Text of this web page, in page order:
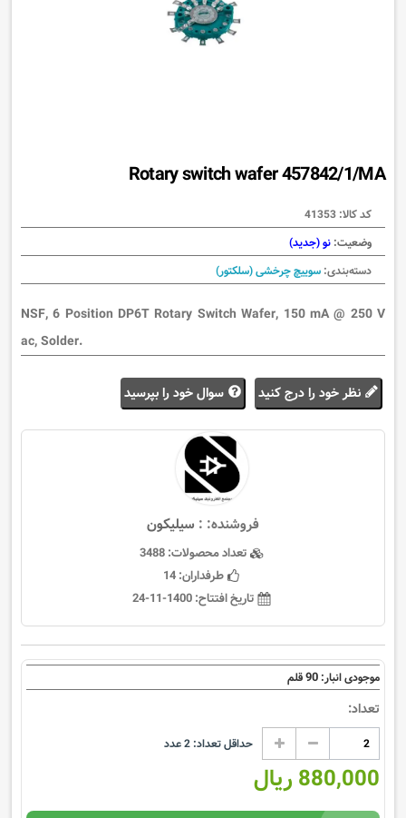
Rotary switch wafer 457842/1/MA
کد کالا: 41353
وضعیت: نو (جدید)
دسته‌بندی: سوییچ چرخشی (سلکتور)
NSF, 6 Position DP6T Rotary Switch Wafer, 150 mA @ 250 V
ac, Solder.
نظر خود را درج کنید سوال خود را بپرسید
فروشنده: : سيليكون
تعداد محصولات:3488
طرفداران:14
تاریخ افتتاح:1400-11-24
موجودی انبار: 90قلم
تعداد:
حداقل تعداد: 2عدد
880,000 ریال